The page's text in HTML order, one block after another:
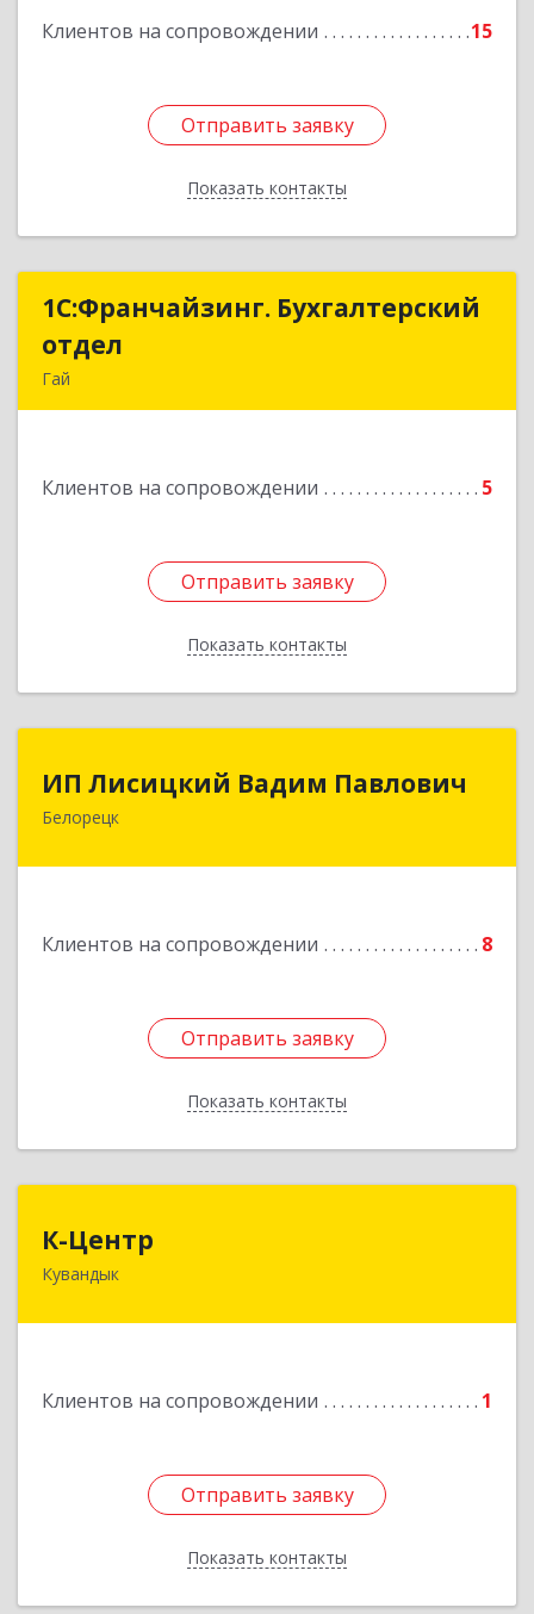
Клиентов на сопровождении 15
Отправить заявку
Показать контакты
Отправить заявку
Назад
1С:Франчайзинг. Бухгалтерский
отдел
Гай
Клиентов на сопровождении 5
Отправить заявку
Показать контакты
1С:Франчайзинг. Бухгалтерский
Подробнее
Отправить заявку
Назад
ИП Лисицкий Вадим Павлович
Белорецк
Клиентов на сопровождении 8
Отправить заявку
Показать контакты
ИП Лисицкий Вадим Павлович
453501, Башкортостан Респ, Белорецк г,
Отправить заявку
Назад
К-Центр
Кувандык
Клиентов на сопровождении 1
Отправить заявку
Показать контакты
462243, Оренбургская обл, Кувандыкский р-н,
Отправить заявку
Назад